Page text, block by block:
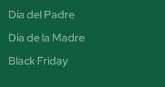
Día del Padre
Día de la Madre
Black Friday